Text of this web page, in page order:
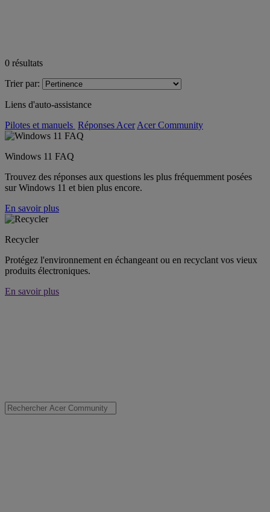
0 résultats
Trier par:
Liens d'auto-assistance
Pilotes et manuels Réponses Acer Acer Community
Windows 11 FAQ
Trouvez des réponses aux questions les plus fréquemment posées
sur Windows 11 et bien plus encore.
En savoir plus
Recycler
Protégez l'environnement en échangeant ou en recyclant vos vieux
produits électroniques.
En savoir plus